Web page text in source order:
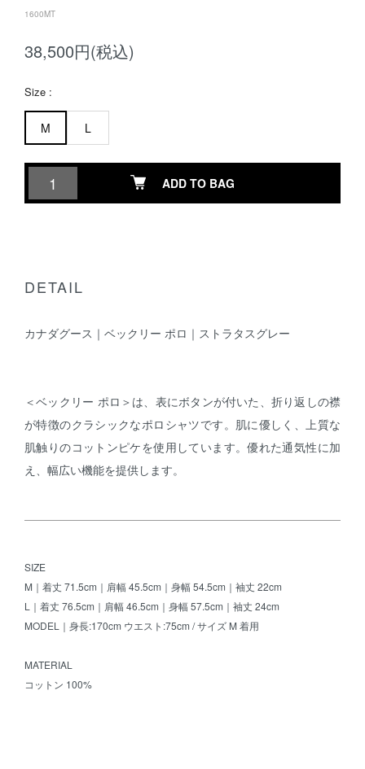
1600MT
38,500円(税込)
Size :
M L
ADD TO BAG
DETAIL
カナダグース｜ベックリー ポロ｜ストラタスグレー
＜ベックリー ポロ＞は、表にボタンが付いた、折り返しの襟
が特徴のクラシックなポロシャツです。肌に優しく、上質な
肌触りのコットンピケを使用しています。優れた通気性に加
え、幅広い機能を提供します。
SIZE
M｜着丈 71.5cm｜肩幅 45.5cm｜身幅 54.5cm｜袖丈 22cm
L｜着丈 76.5cm｜肩幅 46.5cm｜身幅 57.5cm｜袖丈 24cm
MODEL｜身長:170cm ウエスト:75cm / サイズ M 着用
MATERIAL
コットン 100%